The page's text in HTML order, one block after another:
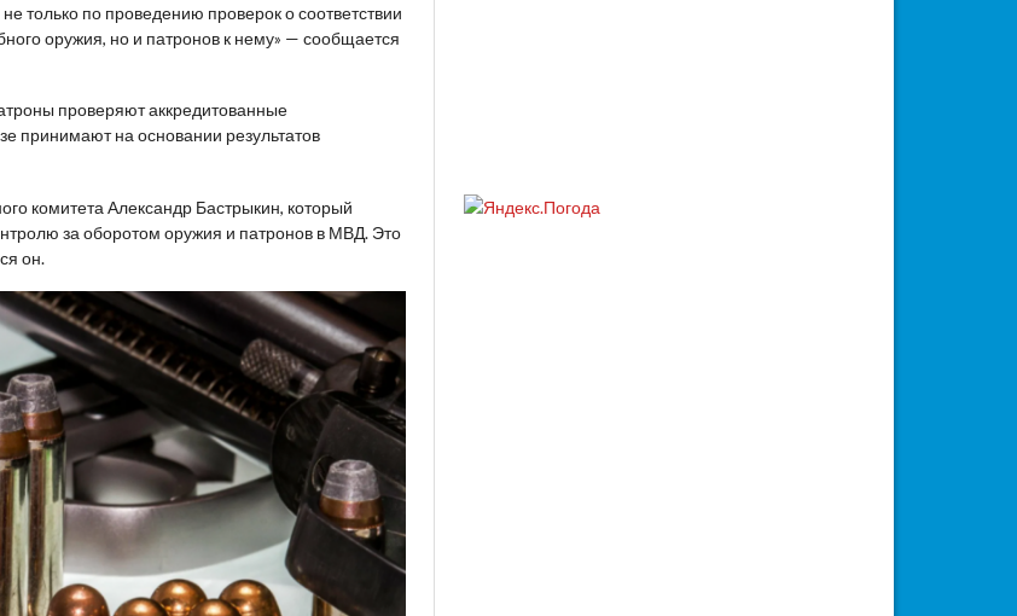
только по проведению проверок о соответствии
оружия, но и патронов к нему» — сообщается
проверяют аккредитованные
принимают на основании результатов
комитета Александр Бастрыкин, который
за оборотом оружия и патронов в МВД. Это
он.